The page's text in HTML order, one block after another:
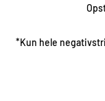
*Kun hele